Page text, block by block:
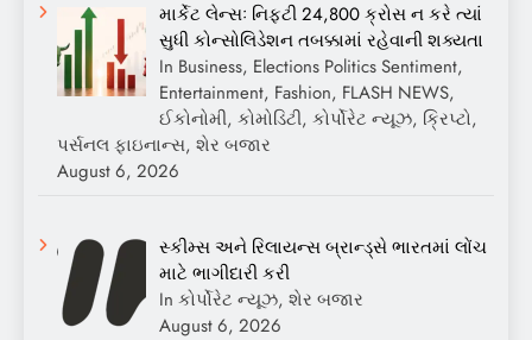
માર્કેટ લેન્સઃ નિફ્ટી 24,800 ક્રોસ ન કરે ત્યાં
સુધી કોન્સોલિડેશન તબક્કામાં રહેવાની શક્યતા
In Business, Elections Politics Sentiment,
Entertainment, Fashion, FLASH NEWS,
ઈકોનોમી, કોમોડિટી, કોર્પોરેટ ન્યૂઝ, ક્રિપ્ટો,
પર્સનલ ફાઇનાન્સ, શેર બજાર
August 6, 2026
સ્કીમ્સ અને રિલાયન્સ બ્રાન્ડ્સે ભારતમાં લોંચ
માટે ભાગીદારી કરી
In કોર્પોરેટ ન્યૂઝ, શેર બજાર
August 6, 2026